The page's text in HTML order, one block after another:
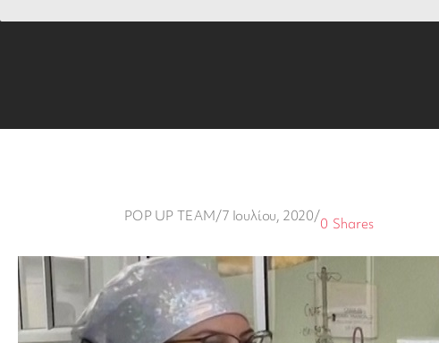
POP UP TEAM/7 Ιουλίου, 2020/ Shares
0